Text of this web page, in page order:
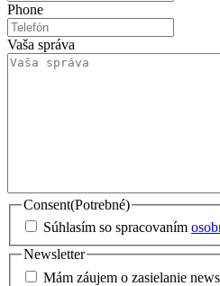
Phone
Vaša správa
Consent(Potrebné)
Súhlasím so spracovaním
Newsletter
Mám záujem o zasielanie